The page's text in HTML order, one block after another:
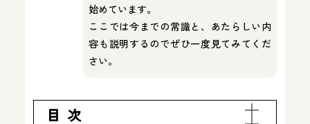
始めています。
ここでは今までの常識と、あたらしい内
容も説明するのでぜひ一度見てみてくだ
さい。
目次